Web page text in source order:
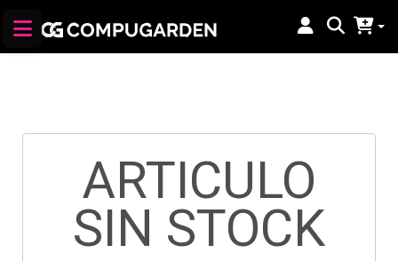
ARTICULO
SIN STOCK